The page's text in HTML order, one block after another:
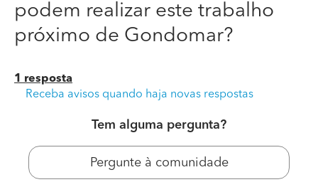
podem realizar este trabalho
próximo de Gondomar?
1 resposta
Receba avisos quando haja novas respostas
Tem alguma pergunta?
Pergunte à comunidade